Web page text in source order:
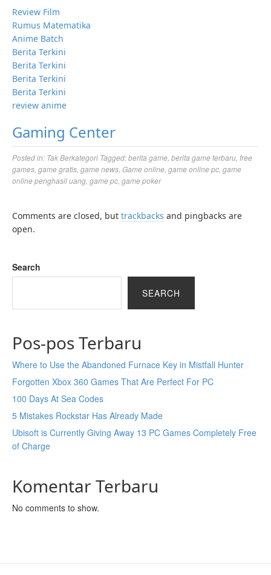
Review Film
Rumus Matematika
Anime Batch
Berita Terkini
Berita Terkini
Berita Terkini
Berita Terkini
review anime
Gaming Center
Posted in: Tak Berkategori Tagged:berita game berita game terbaru free
games game gratis game news Game online game online pc game
online penghasil uang game pc game poker
Comments are closed, but trackbacks and pingbacks are
open.
Search
SEARCH
Pos-pos Terbaru
Where to Use the Abandoned Furnace Key in Mistfall Hunter
Forgotten Xbox 360 Games That Are Perfect For PC
100 Days At Sea Codes
5 Mistakes Rockstar Has Already Made
Ubisoft is Currently Giving Away 13 PC Games Completely Free
of Charge
Komentar Terbaru
No comments to show.